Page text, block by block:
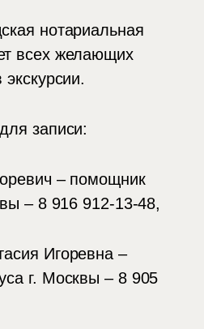
нотариальная
всех желающих
записи:
– помощник
– 8 916 912-13-48,
Игоревна –
г. Москвы – 8 905